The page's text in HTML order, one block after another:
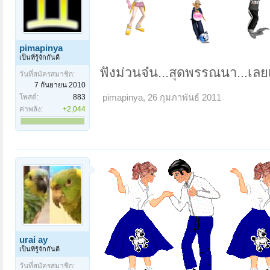
pimapinya
เป็นที่รู้จักกันดี
วันที่สมัครสมาชิก:
7 กันยายน 2010
โพสต์:
883
ค่าพลัง:
+2,044
ฟังม่วนจ๋น...สุดพรรณนา...เลย
pimapinya, 26 กุมภาพันธ์ 2011
urai ay
เป็นที่รู้จักกันดี
วันที่สมัครสมาชิก: